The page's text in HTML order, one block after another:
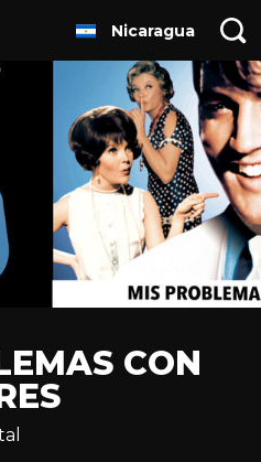
Nicaragua
CON